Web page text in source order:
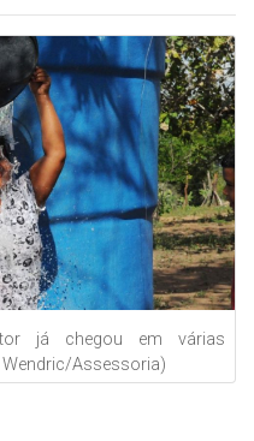
já chegou em várias
Assessoria)